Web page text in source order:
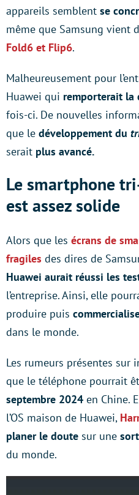
appareils semblent se
même que Samsung vient
Fold6 et Flip6.
Malheureusement pour
Huawei qui remporterait la
fois-ci. De nouvelles
que le développement du
serait plus avancé.
Le smartphone
est assez solide
Alors que les écrans de
fragiles des dires de
Huawei aurait réussi les
l’entreprise. Ainsi, elle
produire puis
dans le monde.
Les rumeurs présentes sur
que le téléphone pourrait
septembre 2024 en Chine.
l’OS maison de Huawei,
planer le doute sur une
du monde.